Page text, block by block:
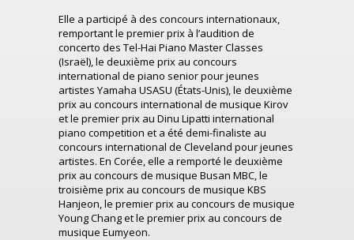
Elle a participé à des concours internationaux,
remportant le premier prix à l’audition de
concerto des Tel-Hai Piano Master Classes
(Israël), le deuxième prix au concours
international de piano senior pour jeunes
artistes Yamaha USASU (États-Unis), le deuxième
prix au concours international de musique Kirov
et le premier prix au Dinu Lipatti international
piano competition et a été demi-finaliste au
concours international de Cleveland pour jeunes
artistes. En Corée, elle a remporté le deuxième
prix au concours de musique Busan MBC, le
troisième prix au concours de musique KBS
Hanjeon, le premier prix au concours de musique
Young Chang et le premier prix au concours de
musique Eumyeon.